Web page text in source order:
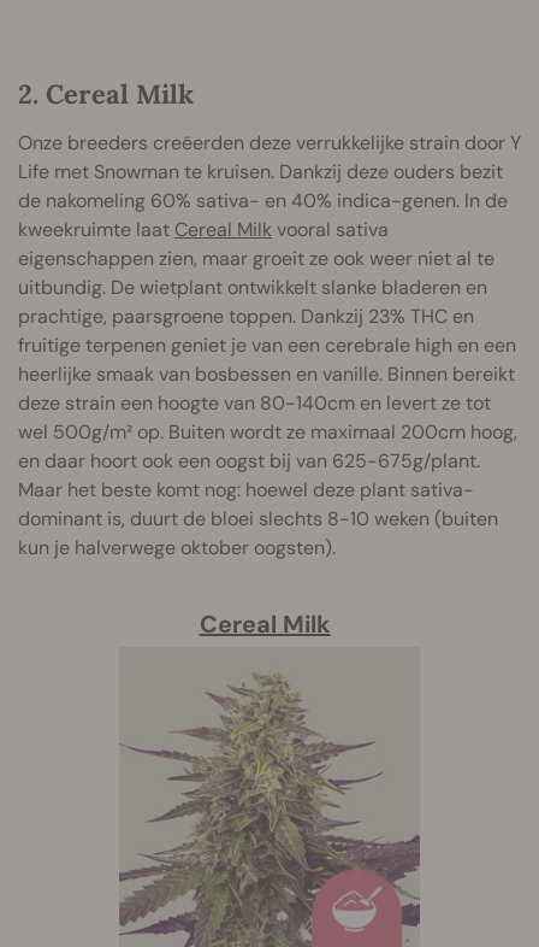
2. Cereal Milk
Onze breeders creëerden deze verrukkelijke strain door Y
Life met Snowman te kruisen. Dankzij deze ouders bezit
de nakomeling 60% sativa- en 40% indica-genen. In de
kweekruimte laat Cereal Milkvooral sativa
eigenschappen zien, maar groeit ze ook weer niet al te
uitbundig. De wietplant ontwikkelt slanke bladeren en
prachtige, paarsgroene toppen. Dankzij 23% THC en
fruitige terpenen geniet je van een cerebrale high en een
heerlijke smaak van bosbessen en vanille. Binnen bereikt
deze strain een hoogte van 80-140cm en levert ze tot
wel 500g/m² op. Buiten wordt ze maximaal 200cm hoog,
en daar hoort ook een oogst bij van 625-675g/plant.
Maar het beste komt nog: hoewel deze plant sativa-
dominant is, duurt de bloei slechts 8-10 weken (buiten
kun je halverwege oktober oogsten).
Cereal Milk